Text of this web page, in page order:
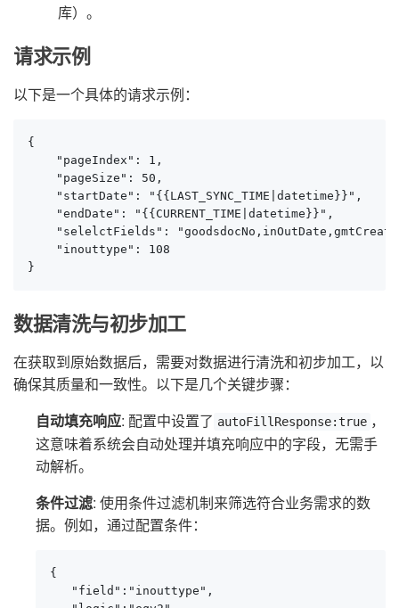
库）。
请求示例
以下是一个具体的请求示例：
{
    "pageIndex": 1,
    "pageSize": 50,
    "startDate": "{{LAST_SYNC_TIME|datetime}}",
    "endDate": "{{CURRENT_TIME|datetime}}",
"selelctFields":
    "inouttype": 108
}
数据清洗与初步加工
在获取到原始数据后，需要对数据进行清洗和初步加工，以
确保其质量和一致性。以下是几个关键步骤：
自动填充响应: 配置中设置了 autoFillResponse:true ，
这意味着系统会自动处理并填充响应中的字段，无需手
动解析。
条件过滤: 使用条件过滤机制来筛选符合业务需求的数
据。例如，通过配置条件：
{
   "field":"inouttype",